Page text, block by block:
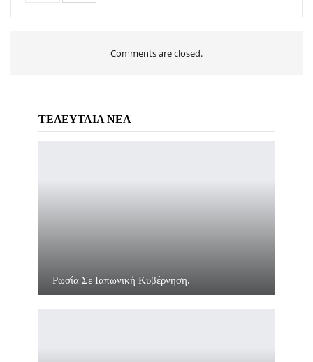
Comments are closed.
ΤΕΛΕΥΤΑΙΑ ΝΕΑ
Ρωσία Σε Ιαπωνική Κυβέρνηση.